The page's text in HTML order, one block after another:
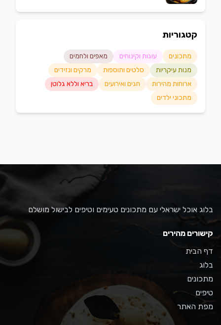
קטגוריות
מתכונים עוגות וקינוחים
מאפים ולחמים
מנות עיקריות
סלטים ותוספות
מרקים ונזידים
ארוחות מהירות
חגים ואירועים
בריא וללא גלוטן
מתכוני ילדים
בלוג אוכל ישראלי עם מתכונים טעימים וטיפים לבישול מושלם
קישורים מהירים
דף הבית
בלוג
מתכונים
טיפים
מפת האתר